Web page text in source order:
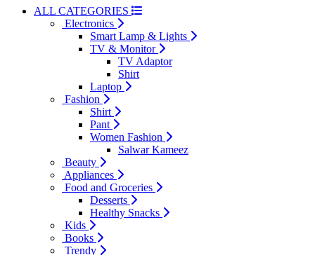
ALL CATEGORIES
Electronics
Smart Lamp & Lights
TV & Monitor
TV Adaptor
Shirt
Laptop
Fashion
Shirt
Pant
Women Fashion
Salwar Kameez
Beauty
Appliances
Food and Groceries
Desserts
Healthy Snacks
Kids
Books
Trendy